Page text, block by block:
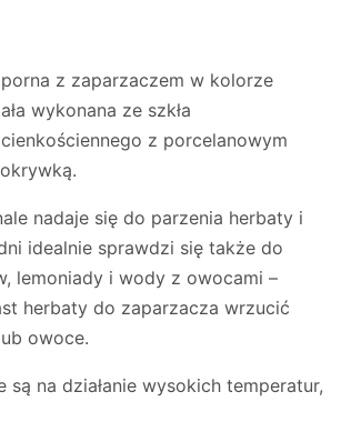
z zaparzaczem w kolorze
wykonana ze szkła
z porcelanowym
nadaje się do parzenia herbaty i
idealnie sprawdzi się także do
lemoniady i wody z owocami –
herbaty do zaparzacza wrzucić
owoce.
są na działanie wysokich temperatur,